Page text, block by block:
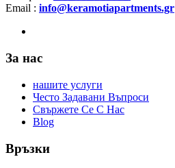
Email : info@keramotiapartments.gr
За нас
нашите услуги
Често Задавани Въпроси
Свържете Се С Нас
Blog
Връзки